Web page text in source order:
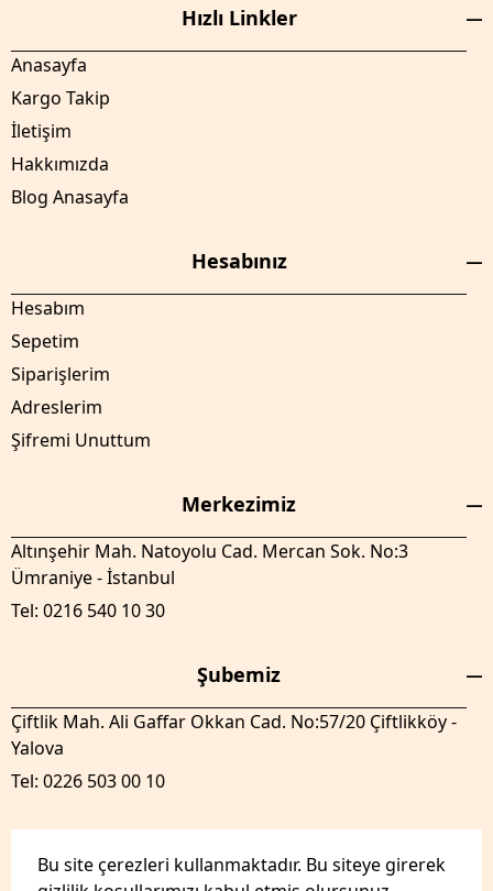
Bu site çerezleri kullanmaktadır. Bu siteye girerek
Hızlı Linkler
Anasayfa
Kargo Takip
İletişim
Hakkımızda
Blog Anasayfa
Hesabınız
Hesabım
Sepetim
Siparişlerim
Adreslerim
Şifremi Unuttum
Merkezimiz
Altınşehir Mah. Natoyolu Cad. Mercan Sok. No:3
Ümraniye - İstanbul
Tel: 0216 540 10 30
Şubemiz
Çiftlik Mah. Ali Gaffar Okkan Cad. No:57/20 Çiftlikköy -
Yalova
Tel: 0226 503 00 10